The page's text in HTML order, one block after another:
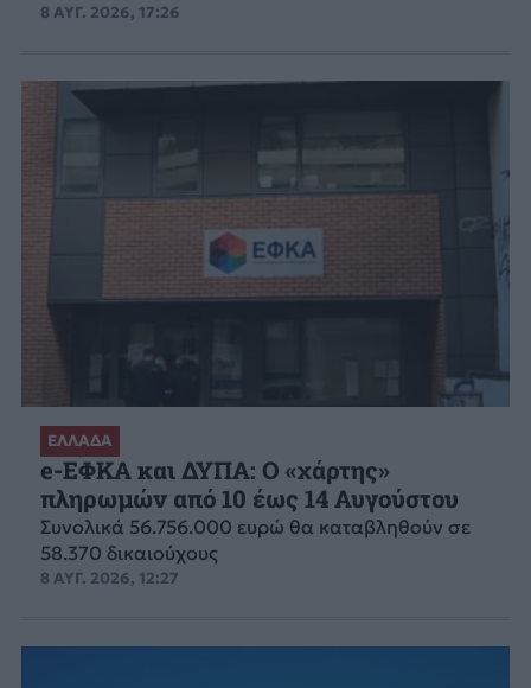
8 ΑΥΓ. 2026, 17:26
ΕΛΛΑΔΑ
e-ΕΦΚΑ και ΔΥΠΑ: Ο «χάρτης»
πληρωμών από 10 έως 14 Αυγούστου
Συνολικά 56.756.000 ευρώ θα καταβληθούν σε
58.370 δικαιούχους
8 ΑΥΓ. 2026, 12:27